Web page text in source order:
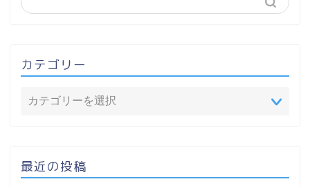
カテゴリー
最近の投稿